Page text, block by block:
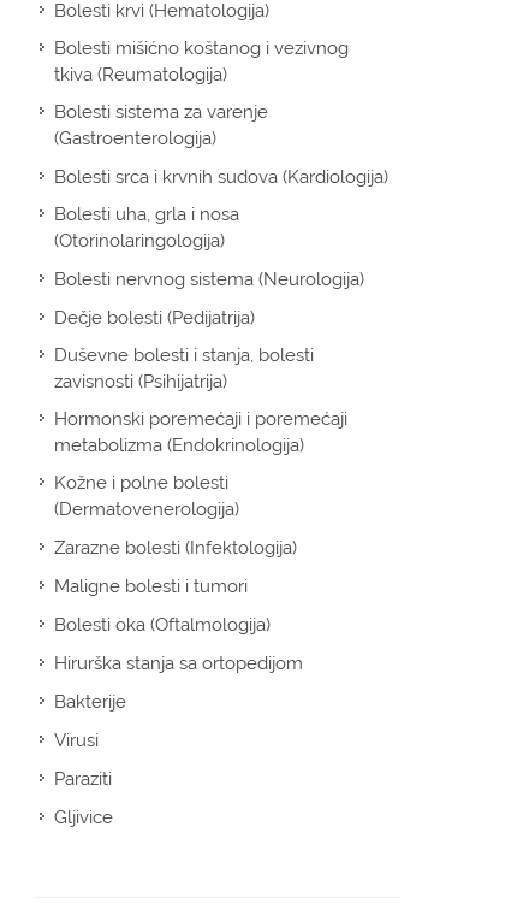
Bolesti krvi (Hematologija)
Bolesti mišićno koštanog i vezivnog
tkiva (Reumatologija)
Bolesti sistema za varenje
(Gastroenterologija)
Bolesti srca i krvnih sudova (Kardiologija)
Bolesti uha, grla i nosa
(Otorinolaringologija)
Bolesti nervnog sistema (Neurologija)
Dečje bolesti (Pedijatrija)
Duševne bolesti i stanja, bolesti
zavisnosti (Psihijatrija)
Hormonski poremećaji i poremećaji
metabolizma (Endokrinologija)
Kožne i polne bolesti
(Dermatovenerologija)
Zarazne bolesti (Infektologija)
Maligne bolesti i tumori
Bolesti oka (Oftalmologija)
Hirurška stanja sa ortopedijom
Bakterije
Virusi
Paraziti
Gljivice